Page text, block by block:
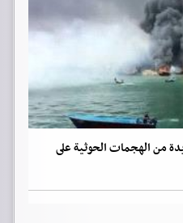
من الهجمات الحوثية على